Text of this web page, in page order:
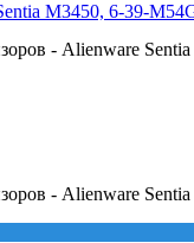
M3450, 6-39-
- Alienware
- Alienware